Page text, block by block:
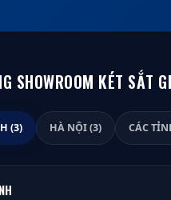
SHOWROOM KÉT SẮT
(3) HÀ NỘI (3) CÁC